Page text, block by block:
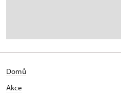
Domů
Akce